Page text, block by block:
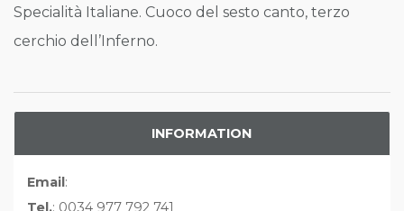
Specialità Italiane. Cuoco del sesto canto, terzo
cerchio dell’Inferno.
INFORMATION
Email:
Tel.: 0034 977 792 741